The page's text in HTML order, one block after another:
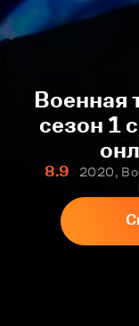
Военная
сезон 1
8.9
2020,